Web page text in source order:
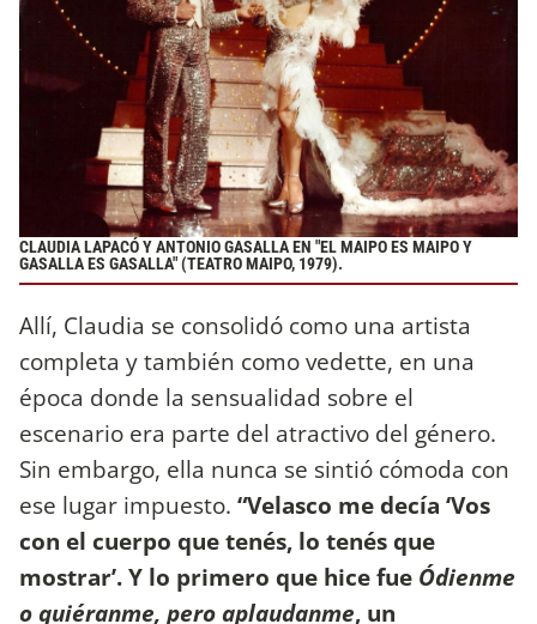
CLAUDIA LAPACÓ Y ANTONIO GASALLA EN "EL MAIPO ES MAIPO Y
GASALLA ES GASALLA" (TEATRO MAIPO, 1979).
Allí, Claudia se consolidó como una artista
completa y también como vedette, en una
época donde la sensualidad sobre el
escenario era parte del atractivo del género.
Sin embargo, ella nunca se sintió cómoda con
ese lugar impuesto. “Velasco me decía ‘Vos
con el cuerpo que tenés, lo tenés que
mostrar’. Y lo primero que hice fue Ódienme
o quiéranme, pero aplaudanme, un